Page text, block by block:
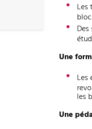
Les
Une
Les
les
Une